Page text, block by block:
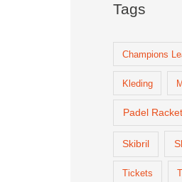
Tags
Champions
Kleding
Padel
Skibril
Tickets